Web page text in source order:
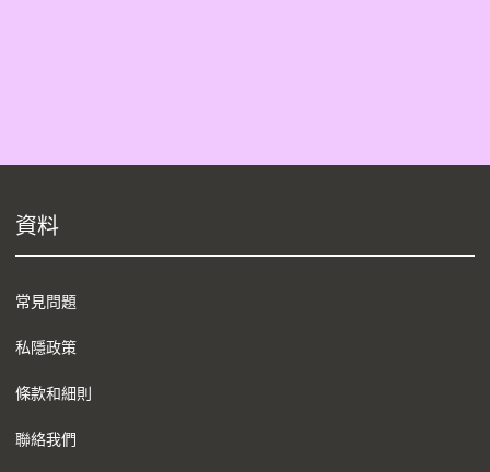
資料
常見問題
私隱政策
條款和細則
聯絡我們